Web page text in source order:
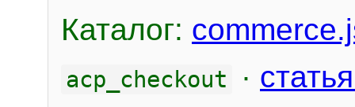
Каталог:
acp_checkout ·